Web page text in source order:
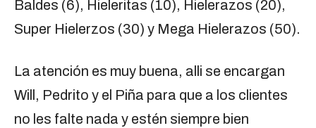
Baldes (6), Hieleritas (10), Hielerazos (20),
Super Hielerzos (30) y Mega Hielerazos (50).
La atención es muy buena, alli se encargan
Will, Pedrito y el Piña para que a los clientes
no les falte nada y estén siempre bien